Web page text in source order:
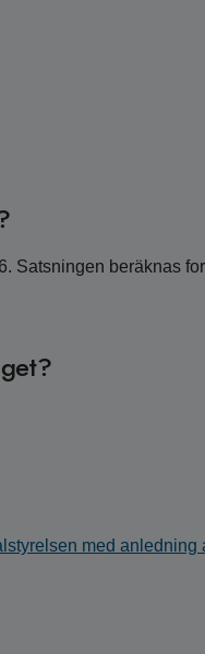
Satsningen beräknas
med